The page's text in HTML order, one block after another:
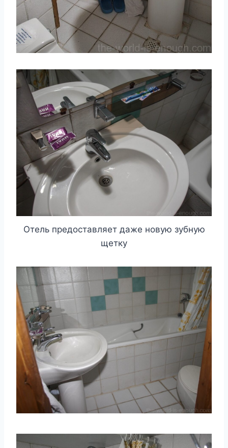
Отель предоставляет даже новую зубную
щетку